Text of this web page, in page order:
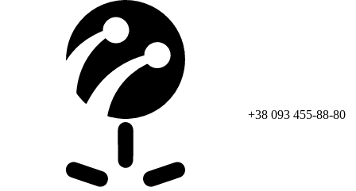
+38 093 455-88-80